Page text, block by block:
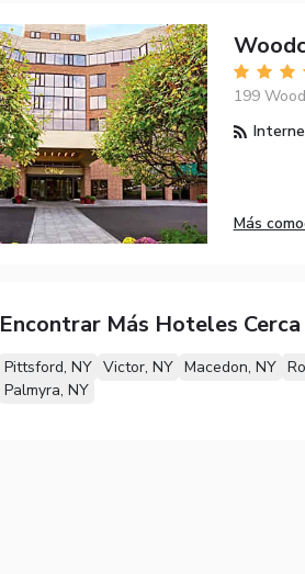
199
Más
Encontrar Más Hoteles Cerca
Pittsford, NY Victor, NY Macedon, NY
Palmyra, NY